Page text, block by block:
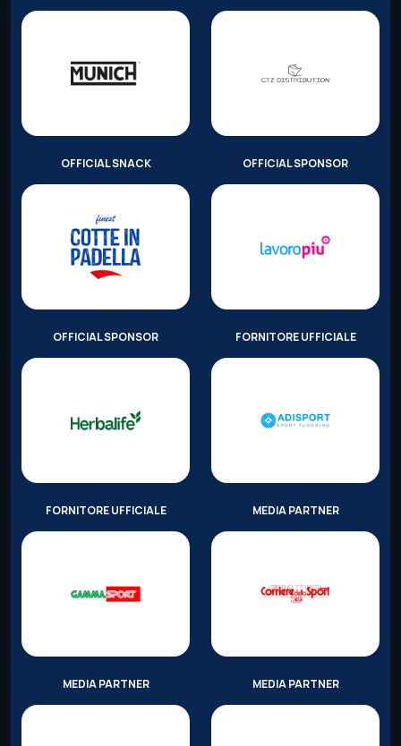
OFFICIAL SNACK OFFICIAL SPONSOR
OFFICIAL SPONSOR FORNITORE UFFICIALE
FORNITORE UFFICIALE MEDIA PARTNER
MEDIA PARTNER MEDIA PARTNER